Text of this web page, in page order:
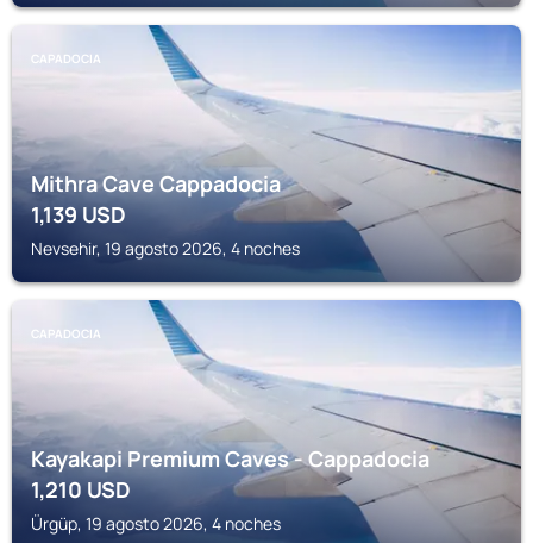
CAPADOCIA
Mithra Cave Cappadocia
1,139USD
Nevsehir, 19 agosto 2026, 4 noches
CAPADOCIA
Kayakapi Premium Caves - Cappadocia
1,210 USD
Ürgüp, 19 agosto 2026, 4 noches